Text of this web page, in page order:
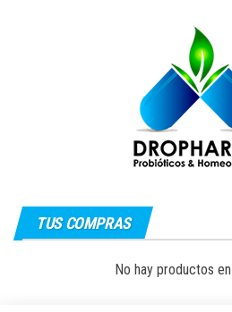
y
TUS COMPRAS
No hay productos